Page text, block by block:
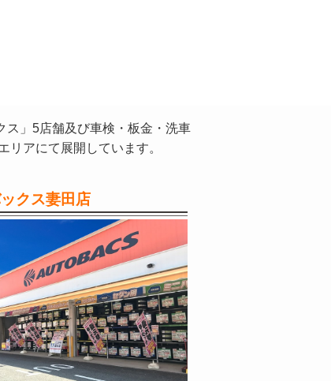
ス」5店舗及び車検・板金・洗車
アにて展開しています。
クス妻田店